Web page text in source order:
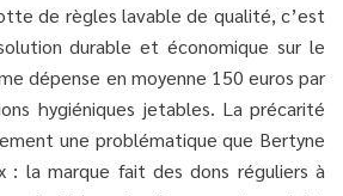
de règles lavable de qualité, c’est
durable et économique sur le
dépense en moyenne 150 euros par
hygiéniques jetables. La précarité
une problématique que Bertyne
: la marque fait des dons réguliers à